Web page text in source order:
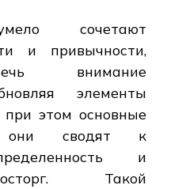
сочетают
и привычности,
внимание
элементы
при этом основные
они сводят к
и
Такой